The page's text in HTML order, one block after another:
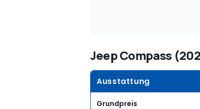
Jeep Compass
Ausstattung
Grundpreis